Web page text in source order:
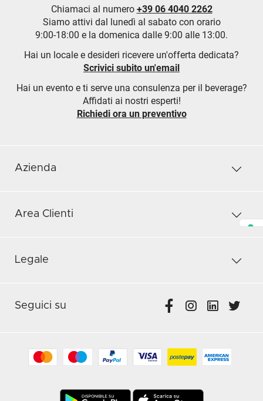
Chiamaci al numero +39 06 4040 2262
Siamo attivi dal lunedì al sabato con orario
9:00-18:00 e la domenica dalle 9:00 alle 13:00.
Hai un locale e desideri ricevere un'offerta dedicata?
Scrivici subito un'email
Hai un evento e ti serve una consulenza per il beverage?
Affidati ai nostri esperti!
Richiedi ora un preventivo
Azienda
Area Clienti
Legale
Seguici su